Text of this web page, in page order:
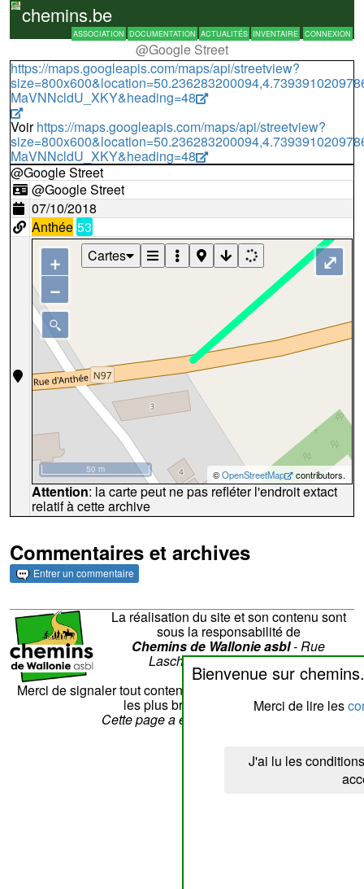
chemins.be
ASSOCIATION DOCUMENTATION ACTUALITÉS INVENTAIRE CONNEXION
@Google Street
Bienvenue sur
Merci de lire les
J'ai lu les
https://maps.googleapis.com/maps/api/streetview?
MaVNNcldU_XKY&heading=48
Voirhttps://maps.googleapis.com/maps/api/streetview?
MaVNNcldU_XKY&heading=48
@Google Street
@Google Street
07/10/2018
Anthée 53
©OpenStreetMap contributors.
50 m
+
−
⤢
Cartes
Attention: la carte peut ne pas refléter l'endroit extact
relatif à cette archive
Commentaires et archives
Entrer un commentaire
La réalisation du site et son contenu sont
sous la responsabilité de
Chemins de Wallonie asbl- Rue
Laschet,8 - 4852 Hombourg
Nous contacter
Merci de signaler tout contenu erroné. Il sera corrigé dans
les plus brefs délais.
Cette page a été vue